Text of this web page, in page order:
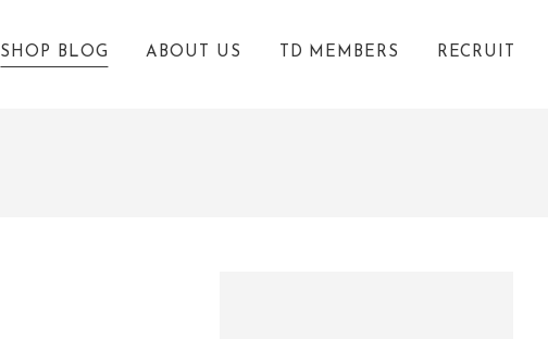
SHOP BLOG ABOUT US TD MEMBERS RECRUIT